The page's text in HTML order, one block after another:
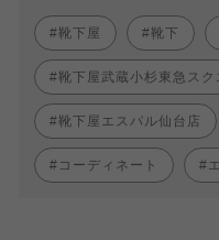
靴下屋 靴下
靴下屋武蔵小杉東急スク
靴下屋エスパル仙台店
コーディネート